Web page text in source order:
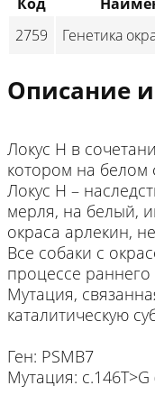
2759
Генетика
Описание
Локус H в
котором на белом
Локус H –
мерля, на белый,
окраса арлекин,
Все собаки с
процессе
Мутация,
каталитическую
Ген: PSMB7
Мутация: c.146T>G